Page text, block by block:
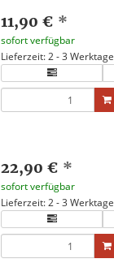
11,90 € *
sofort verfügbar
Lieferzeit: 2 - 3 Werktage
22,90 € *
sofort verfügbar
Lieferzeit: 2 - 3 Werktage